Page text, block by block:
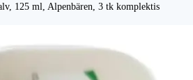
125 ml, Alpenbären, 3 tk komplektis